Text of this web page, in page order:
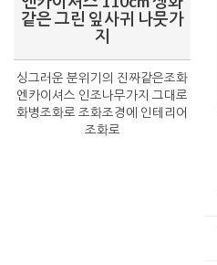
같은 그린 잎사귀 나뭇가
지
싱그러운 분위기의 진짜같은조화
엔카이셔스 인조나무가지 그대로
화병조화로 조화조경에 인테리어
조화로